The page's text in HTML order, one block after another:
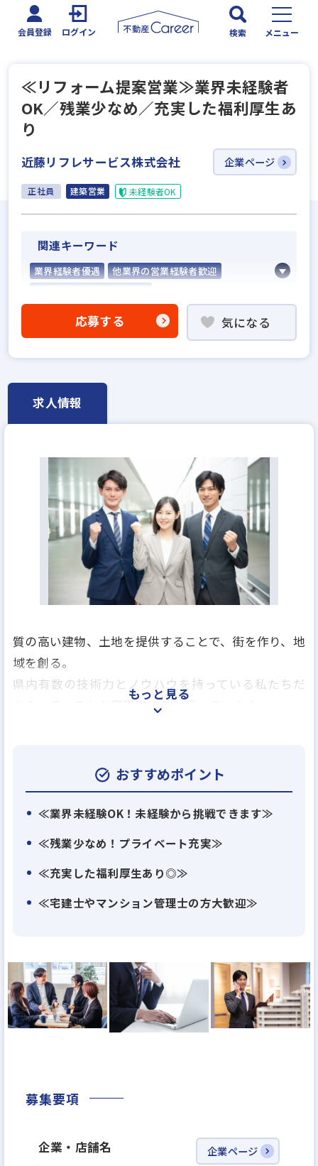
会員登録 ログイン 検索 メニュー
≪リフォーム提案営業≫業界未経験者
OK／残業少なめ／充実した福利厚生あ
り
近藤リフレサービス株式会社 企業ページ
正社員 建築営業 未経験者OK
関連キーワード
業界経験者優遇
他業界の営業経験者歓迎
賃貸仲介の店長経験者歓迎
業界未経験歓迎
残業少ない
土日休みあり
応募する 気になる
求人情報
質の高い建物、土地を提供することで、街を作り、地
域を創る。
県内有数の技術力とノウハウを持っている私たちだ
からこそ、それを実現できると思っています。
お客様の快適な生活を応援し、住み始めた後も気軽
に相談できる関係でいたいのです。
そしてぜひ、笑顔が絶えない毎日を送っていただき
それが、「幸せを建てています。」という当社のモ
ットーにもつながります。
地元の幼稚園やスポーツクラブのイベントへの参
います！
もっと見る
おすすめポイント
≪業界未経験OK！未経験から挑戦できます≫
≪残業少なめ！プライベート充実≫
≪充実した福利厚生あり◎≫
≪宅建士やマンション管理士の方大歓迎≫
募集要項
企業・店舗名 企業ページ